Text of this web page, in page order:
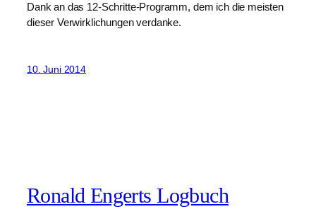
Dank an das 12-Schritte-Programm, dem ich die meisten
dieser Verwirklichungen verdanke.
10. Juni 2014
Ronald Engerts Logbuch